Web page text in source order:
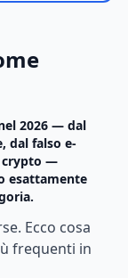
2026 — dal
dal falso e-
crypto —
esattamente
Ecco cosa
frequenti in